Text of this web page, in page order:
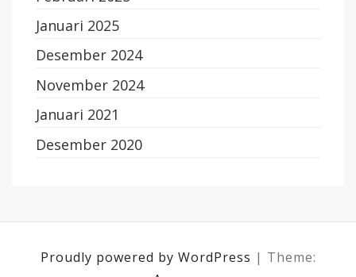
Januari 2025
Desember 2024
November 2024
Januari 2021
Desember 2020
Proudly powered by WordPress | Theme: